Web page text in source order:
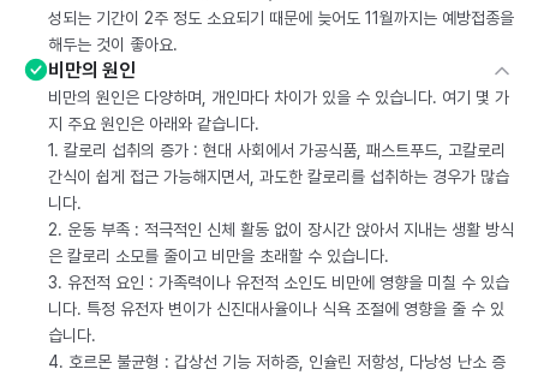
성되는 기간이 2주 정도 소요되기 때문에 늦어도 11월까지는 예방접종을
해두는 것이 좋아요.
비만의 원인
비만의 원인은 다양하며, 개인마다 차이가 있을 수 있습니다. 여기 몇 가
지 주요 원인은 아래와 같습니다.
1. 칼로리 섭취의 증가 : 현대 사회에서 가공식품, 패스트푸드, 고칼로리
간식이 쉽게 접근 가능해지면서, 과도한 칼로리를 섭취하는 경우가 많습
니다.
2. 운동 부족 : 적극적인 신체 활동 없이 장시간 앉아서 지내는 생활 방식
은 칼로리 소모를 줄이고 비만을 초래할 수 있습니다.
3. 유전적 요인 : 가족력이나 유전적 소인도 비만에 영향을 미칠 수 있습
니다. 특정 유전자 변이가 신진대사율이나 식욕 조절에 영향을 줄 수 있
습니다.
4. 호르몬 불균형 : 갑상선 기능 저하증, 인슐린 저항성, 다낭성 난소 증